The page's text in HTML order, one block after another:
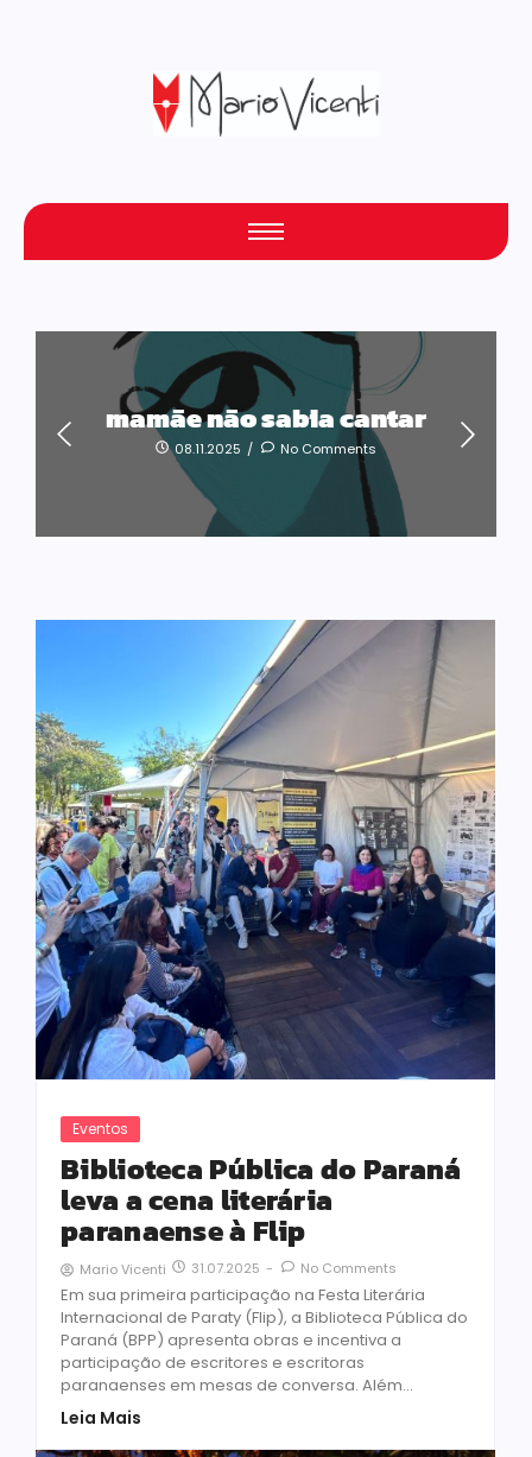
mamãe não sabia cantar
08.11.2025 / No Comments
Eventos
Biblioteca Pública do Paraná
leva a cena literária
paranaense à Flip
Mario Vicenti 31.07.2025 - No Comments
Em sua primeira participação na Festa Literária
Internacional de Paraty (Flip), a Biblioteca Pública do
Paraná (BPP) apresenta obras e incentiva a
participação de escritores e escritoras
paranaenses em mesas de conversa. Além...
Leia Mais